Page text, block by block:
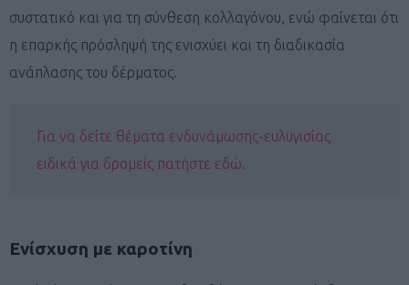
συστατικό και για τη σύνθεση κολλαγόνου, ενώ φαίνεται ότι
η επαρκής πρόσληψή της ενισχύει και τη διαδικασία
ανάπλασης του δέρματος.
Για να δείτε θέματα ενδυνάμωσης-ευλυγισίας
ειδικά για δρομείς πατήστε εδώ.
Ενίσχυση με καροτίνη